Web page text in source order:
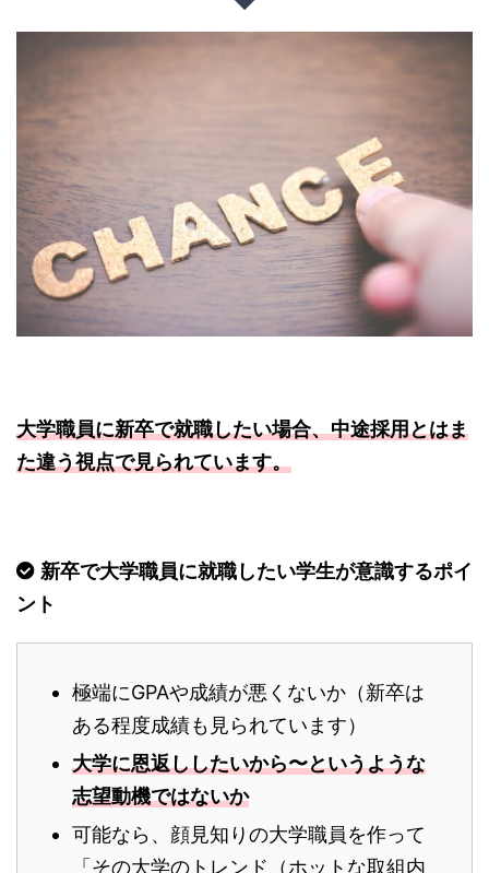
大学職員に新卒で就職したい場合、中途採用とはま
た違う視点で見られています。
新卒で大学職員に就職したい学生が意識するポイ
ント
極端にGPAや成績が悪くないか（新卒は
ある程度成績も見られています）
大学に恩返ししたいから〜というような
志望動機ではないか
可能なら、顔見知りの大学職員を作って
「その大学のトレンド（ホットな取組内